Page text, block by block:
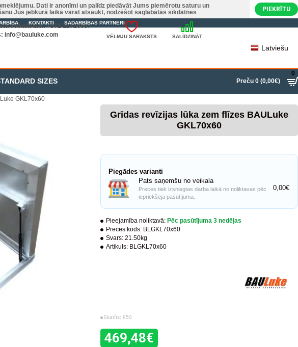
Dati ir anonīmi un palīdz piedāvāt Jums piemērotu saturu un
Jūs jebkurā laikā varat atsaukt, nodzēšot saglabātās sīkdatnes
PIEKRĪTU
KONTAKTI SADARBĪBAS PARTNERI
veikala tālr.: +371 22720007
info@bauluke.com VĒLMJU SARAKSTS SALĪDZINĀT
Latviešu
SIZES Preču 0 (0,00€)
0
GKL70x60
Grīdas revīzijas lūka zem flīzes BAULuke
GKL70x60
Pieejamība noliktavā: Pēc pasūtījuma 3 nedēļas
Preces kods: BLGKL70x60
Svars: 21.50kg
Artikuls: BLGKL70x60
Skatīts: 850
469,48€
Piegādes varianti
Pats saņemšu no veikala
Preces tiek izsniegtas darba laikā no noliktavas pēc
iepriekšēja pasūtījuma.
0,00€